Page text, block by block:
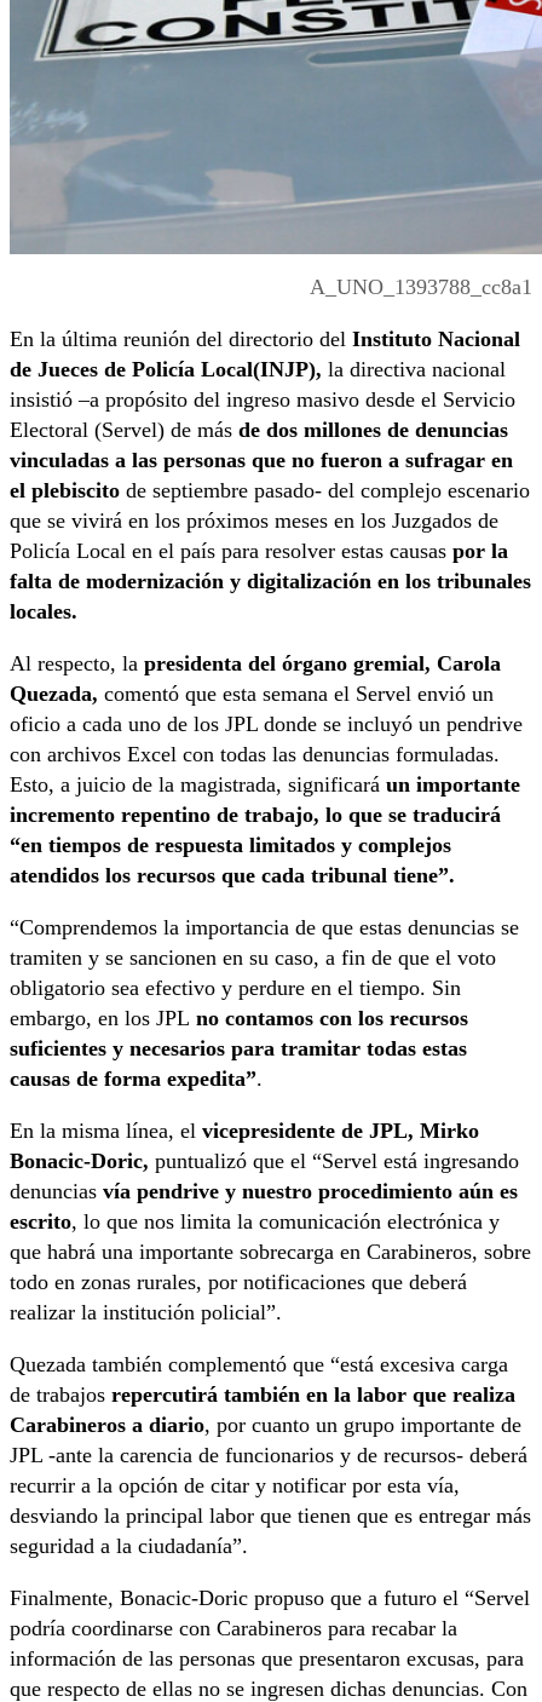
A_UNO_1393788_cc8a1
En la última reunión del directorio del Instituto Nacional
de Jueces de Policía Local(INJP), la directiva nacional
insistió –a propósito del ingreso masivo desde el Servicio
Electoral (Servel) de más de dos millones de denuncias
vinculadas a las personas que no fueron a sufragar en
el plebiscito de septiembre pasado- del complejo escenario
que se vivirá en los próximos meses en los Juzgados de
Policía Local en el país para resolver estas causas por la
falta de modernización y digitalización en los tribunales
locales.
Al respecto, la presidenta del órgano gremial, Carola
Quezada, comentó que esta semana el Servel envió un
oficio a cada uno de los JPL donde se incluyó un pendrive
con archivos Excel con todas las denuncias formuladas.
Esto, a juicio de la magistrada, significará un importante
incremento repentino de trabajo, lo que se traducirá
“en tiempos de respuesta limitados y complejos
atendidos los recursos que cada tribunal tiene”.
“Comprendemos la importancia de que estas denuncias se
tramiten y se sancionen en su caso, a fin de que el voto
obligatorio sea efectivo y perdure en el tiempo. Sin
embargo, en los JPL no contamos con los recursos
suficientes y necesarios para tramitar todas estas
causas de forma expedita”.
En la misma línea, el vicepresidente de JPL, Mirko
Bonacic-Doric, puntualizó que el “Servel está ingresando
denuncias vía pendrive y nuestro procedimiento aún es
escrito, lo que nos limita la comunicación electrónica y
que habrá una importante sobrecarga en Carabineros, sobre
todo en zonas rurales, por notificaciones que deberá
realizar la institución policial”.
Quezada también complementó que “está excesiva carga
de trabajos repercutirá también en la labor que realiza
Carabineros a diario, por cuanto un grupo importante de
JPL -ante la carencia de funcionarios y de recursos- deberá
recurrir a la opción de citar y notificar por esta vía,
desviando la principal labor que tienen que es entregar más
seguridad a la ciudadanía”.
Finalmente, Bonacic-Doric propuso que a futuro el “Servel
podría coordinarse con Carabineros para recabar la
información de las personas que presentaron excusas, para
que respecto de ellas no se ingresen dichas denuncias. Con